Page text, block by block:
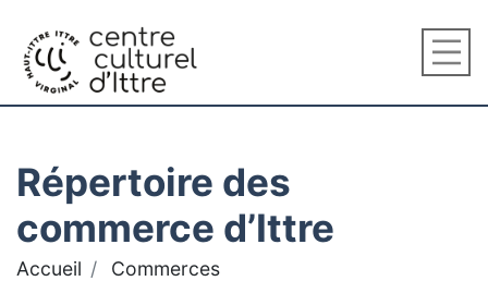
Répertoire des
commerce d’Ittre
Accueil Commerces